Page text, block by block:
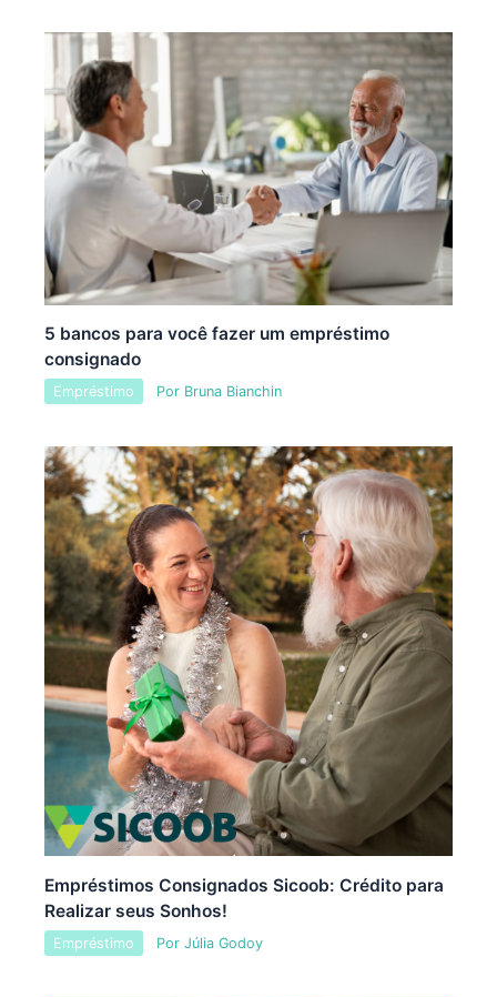
5 bancos para você fazer um empréstimo
consignado
Empréstimo Por Bruna Bianchin
Empréstimos Consignados Sicoob: Crédito para
Realizar seus Sonhos!
Empréstimo Por Júlia Godoy